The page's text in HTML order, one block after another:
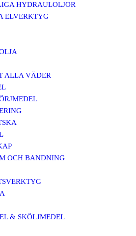
HYDRAULOLJOR
ELVERKTYG
ALLA VÄDER
OCH BANDNING
& SKÖLJMEDEL